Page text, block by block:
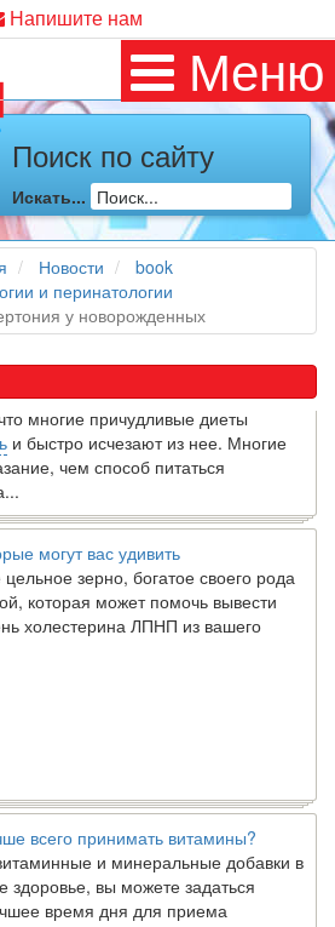
Напишите нам
Меню
Поиск по сайту
Искать...
Новости
book
и перинатологии
у новорожденных
локдауна?
вы соблюдали все меры
19 (вы почти все время дома),
то образом простудились. Вы
на средиземноморскую диету
многие причудливые диеты
и быстро исчезают из нее. Многие
чем способ питаться
могут вас удивить
зерно, богатое своего рода
которая может помочь вывести
холестерина ЛПНП из вашего
всего принимать витамины?
и минеральные добавки в
здоровье, вы можете задаться
время дня для приема